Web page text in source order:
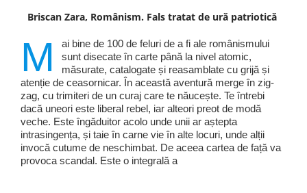
Briscan Zara, Românism. Fals tratat de ură patriotică
M
ai bine de 100 de feluri de a fi ale românismului
sunt disecate în carte până la nivel atomic,
măsurate, catalogate și reasamblate cu grijă și
atenție de ceasornicar. În această aventură merge în zig-
zag, cu trimiteri de un curaj care te năucește. Te întrebi
dacă uneori este liberal rebel, iar alteori preot de modă
veche. Este îngăduitor acolo unde unii ar aștepta
intrasingența, și taie în carne vie în alte locuri, unde alții
invocă cutume de neschimbat. De aceea cartea de față va
provoca scandal. Este o integrală a